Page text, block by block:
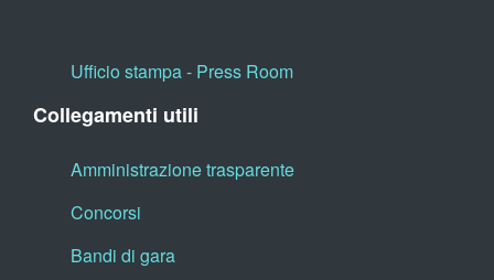
Ufficio stampa - Press Room
Collegamenti utili
Amministrazione trasparente
Concorsi
Bandi di gara